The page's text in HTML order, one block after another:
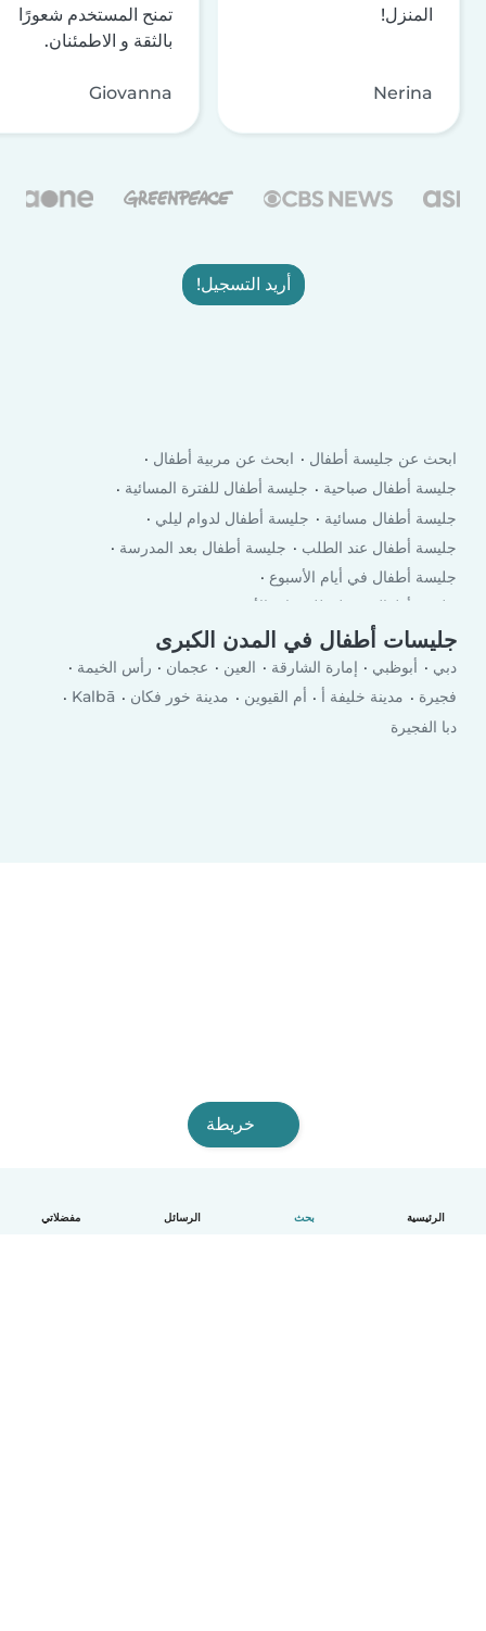
الرئيسية بحث الرسائل مفضلاتي
المنزل!
Nerina
تمنح المستخدم شعورًا
بالثقة و الاطمئنان.
Giovanna
أريد التسجيل!
ابحث عن جليسة أطفال
ابحث عن مربية أطفال
جليسة أطفال صباحية
جليسة أطفال للفترة المسائية
جليسة أطفال مسائية
جليسة أطفال لدوام ليلي
جليسة أطفال عند الطلب
جليسة أطفال بعد المدرسة
جليسة أطفال في أيام الأسبوع
جليسة أطفال في لعطلة نهاية الأسبوع
جليسات أطفال في المدن الكبرى
دبي أبوظبي إمارة الشارقة العين عجمان
رأس الخيمة
فجيرة
مدينة خليفة أ أم القيوين مدينة خور فكان
Kalbā
دبا الفجيرة
خريطة